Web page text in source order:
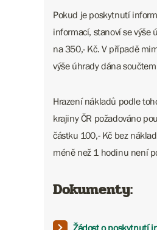
Pokud je poskytnutí
informací, stanoví se
na 350,- Kč. V případě
výše úhrady dána
Hrazení nákladů podle
krajiny ČR požadováno
částku 100,- Kč bez
méně než 1 hodinu není
Dokumenty:
Žádost o poskytnutí